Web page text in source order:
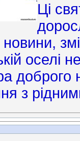
Ці
новини,
оселі
доброго
з